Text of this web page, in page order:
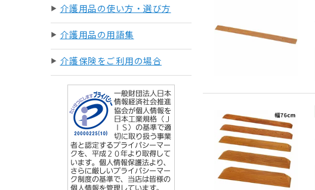
介護用品の使い方・選び方
介護用品の用語集
介護保険をご利用の場合